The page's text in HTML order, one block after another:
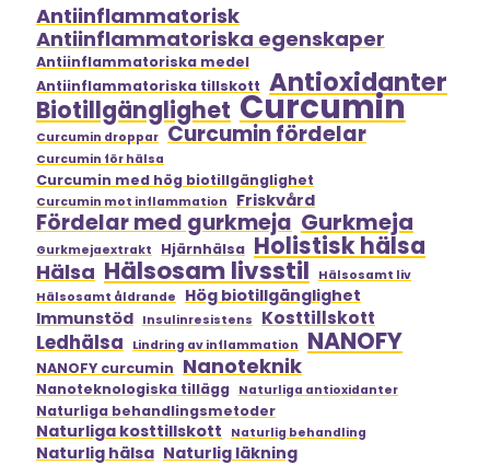
Antiinflammatorisk
Antiinflammatoriska egenskaper
Antiinflammatoriska medel
Antiinflammatoriska tillskott Antioxidanter
Biotillgänglighet Curcumin
Curcumin droppar Curcumin fördelar
Curcumin för hälsa
Curcumin med hög biotillgänglighet
Curcumin mot inflammation Friskvård
Fördelar med gurkmeja Gurkmeja
Gurkmejaextrakt Hjärnhälsa Holistisk hälsa
Hälsa Hälsosam livsstil
Hälsosamt liv
Hälsosamt åldrande
Hög biotillgänglighet
Immunstöd Insulinresistens Kosttillskott
Ledhälsa Lindring av inflammation NANOFY
NANOFY curcumin Nanoteknik
Nanoteknologiska tillägg Naturliga antioxidanter
Naturliga behandlingsmetoder
Naturliga kosttillskott Naturlig behandling
Naturlig hälsa Naturlig läkning